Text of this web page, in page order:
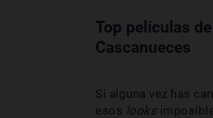
Top películas
Cascanueces
Si alguna vez has
esos looks